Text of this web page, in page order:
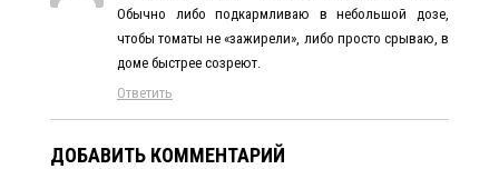
Обычно либо подкармливаю в небольшой дозе,
чтобы томаты не «зажирели», либо просто срываю, в
доме быстрее созреют.
Ответить
ДОБАВИТЬ КОММЕНТАРИЙ